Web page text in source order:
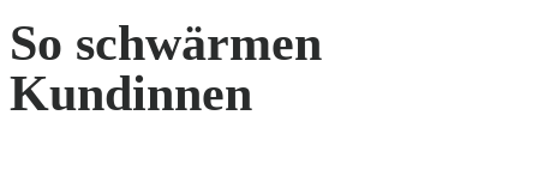
So schwärmen
Kundinnen